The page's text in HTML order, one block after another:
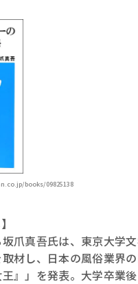
books/09825138
爪真吾氏は、東京大学
材し、日本の風俗業界
』」を発表。大学卒業